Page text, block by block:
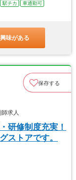
駅チカ
車通勤可
味がある
保存する
求人
研修制度充実！
ストアです。